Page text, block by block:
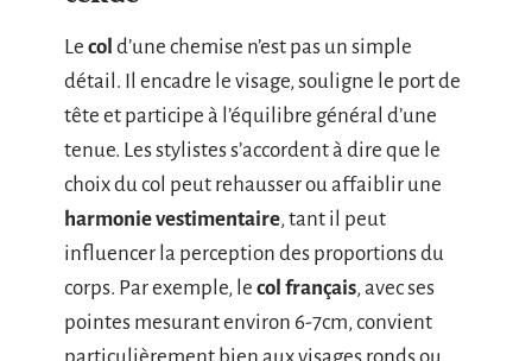
Le col d’une chemise n’est pas un simple
détail. Il encadre le visage, souligne le port de
tête et participe à l’équilibre général d’une
tenue. Les stylistes s’accordent à dire que le
choix du col peut rehausser ou affaiblir une
harmonie vestimentaire, tant il peut
influencer la perception des proportions du
corps. Par exemple, le col français, avec ses
pointes mesurant environ 6-7cm, convient